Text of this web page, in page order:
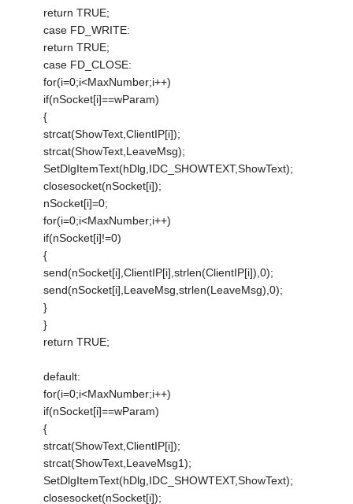
return TRUE;
case FD_WRITE:
return TRUE;
case FD_CLOSE:
for(i=0;i<MaxNumber;i++)
if(nSocket[i]==wParam)
{
strcat(ShowText,ClientIP[i]);
strcat(ShowText,LeaveMsg);
SetDlgItemText(hDlg,IDC_SHOWTEXT,ShowText);
closesocket(nSocket[i]);
nSocket[i]=0;
for(i=0;i<MaxNumber;i++)
if(nSocket[i]!=0)
{
send(nSocket[i],ClientIP[i],strlen(ClientIP[i]),0);
send(nSocket[i],LeaveMsg,strlen(LeaveMsg),0);
}
}
return TRUE;
default:
for(i=0;i<MaxNumber;i++)
if(nSocket[i]==wParam)
{
strcat(ShowText,ClientIP[i]);
strcat(ShowText,LeaveMsg1);
SetDlgItemText(hDlg,IDC_SHOWTEXT,ShowText);
closesocket(nSocket[i]);